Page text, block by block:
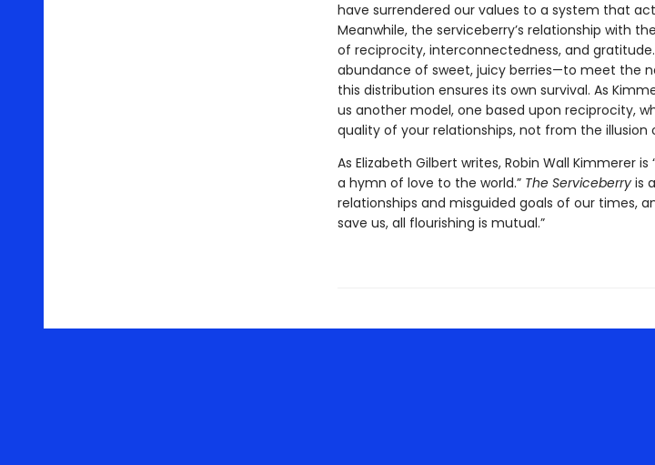
have surrendered our values to a system that
Meanwhile, the serviceberry’s relationship with
of reciprocity, interconnectedness, and
abundance of sweet, juicy berries—to meet the
this distribution ensures its own survival. As
us another model, one based upon reciprocity,
quality of your relationships, not from the illusion
As Elizabeth Gilbert writes, Robin Wall Kimmerer
a hymn of love to the world.” The Serviceberryis
relationships and misguided goals of our times,
save us, all flourishing is mutual.”